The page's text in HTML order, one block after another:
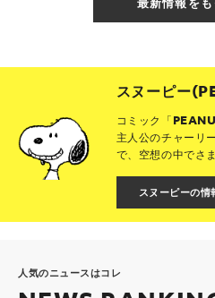
最新情報を
スヌーピー
コミック「
主人公のチャーリ
で、空想の中でさ
スヌーピーの情
人気のニュースはコレ